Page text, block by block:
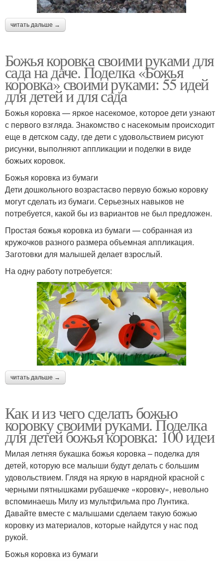
читать дальше →
Божья коровка своими руками для
сада на даче. Поделка «Божья
коровка» своими руками: 55 идей
для детей и для сада
Божья коровка — яркое насекомое, которое дети узнают
с первого взгляда. Знакомство с насекомым происходит
еще в детском саду, где дети с удовольствием рисуют
рисунки, выполняют аппликации и поделки в виде
божьих коровок.
Божья коровка из бумаги
Дети дошкольного возрастасво первую божью коровку
могут сделать из бумаги. Серьезных навыков не
потребуется, какой бы из вариантов не был предложен.
Простая божья коровка из бумаги — собранная из
кружочков разного размера объемная аппликация.
Заготовки для малышей делает взрослый.
На одну работу потребуется:
читать дальше →
Как и из чего сделать божью
коровку своими руками. Поделка
для детей божья коровка: 100 идеи
Милая летняя букашка божья коровка – поделка для
детей, которую все малыши будут делать с большим
удовольствием. Глядя на яркую в нарядной красной с
черными пятнышками рубашечке «коровку», невольно
вспоминаешь Милу из мультфильма про Лунтика.
Давайте вместе с малышами сделаем такую божью
коровку из материалов, которые найдутся у нас под
рукой.
Божья коровка из бумаги